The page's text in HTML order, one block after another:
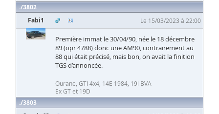
3802
Fabi1
Le 15/03/2023 à 22:00
Première immat le 30/04/90, née le 18 décembre
89 (opr 4788) donc une AM90, contrairement au
88 qui était précisé, mais bon, on avait la finition
TGS d’annoncée.
Ourane, GTI 4x4, 14E 1984, 19i BVA
Ex GT et 19D
3803